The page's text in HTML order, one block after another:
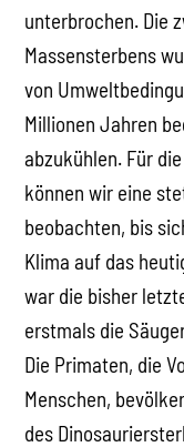
unterbrochen. Die
Massensterbens
von
Millionen Jahren
abzukühlen. Für
können wir eine
beobachten, bis
Klima auf das
war die bisher
erstmals die
Die Primaten, die
Menschen,
des